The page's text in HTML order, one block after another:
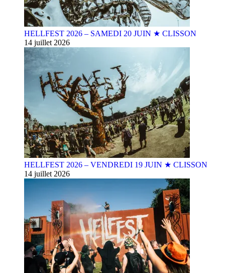
HELLFEST 2026 – SAMEDI 20 JUIN ★ CLISSON
14 juillet 2026
HELLFEST 2026 – VENDREDI 19 JUIN ★ CLISSON
14 juillet 2026